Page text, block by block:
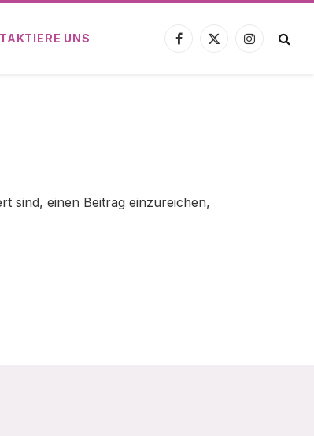
UNS
Facebook
X
Instagram
sind, einen Beitrag einzureichen,